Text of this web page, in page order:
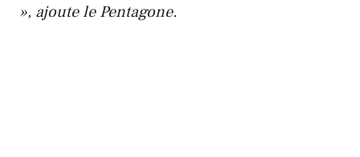
», ajoute le Pentagone.